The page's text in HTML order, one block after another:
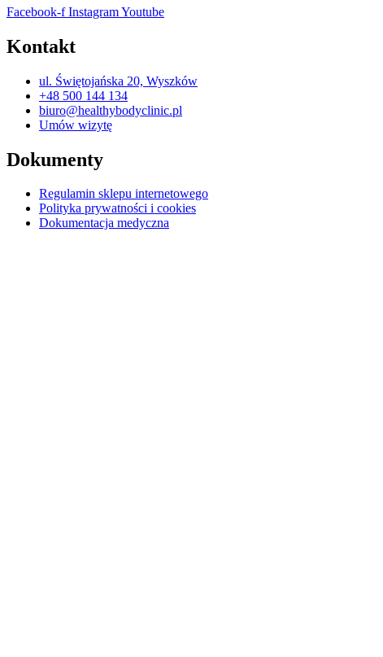
Facebook-f InstagramYoutube
Kontakt
ul. Świętojańska 20, Wyszków
+48 500 144 134
biuro@healthybodyclinic.pl
Umów wizytę
Dokumenty
Regulamin sklepu internetowego
Polityka prywatności i cookies
Dokumentacja medyczna